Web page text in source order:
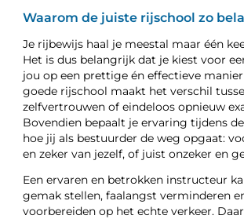
Waarom de juiste rijschool zo
Je rijbewijs haal je meestal maar één
Het is dus belangrijk dat je kiest voor
jou op een prettige én effectieve
goede rijschool maakt het verschil
zelfvertrouwen of eindeloos opnieuw
Bovendien bepaalt je ervaring tijdens
hoe jij als bestuurder de weg opgaat:
en zeker van jezelf, of juist onzeker en
Een ervaren en betrokken instructeur
gemak stellen, faalangst verminderen
voorbereiden op het echte verkeer.